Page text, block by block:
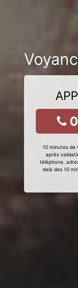
10 minutes de
après
téléphone,
delà des 10